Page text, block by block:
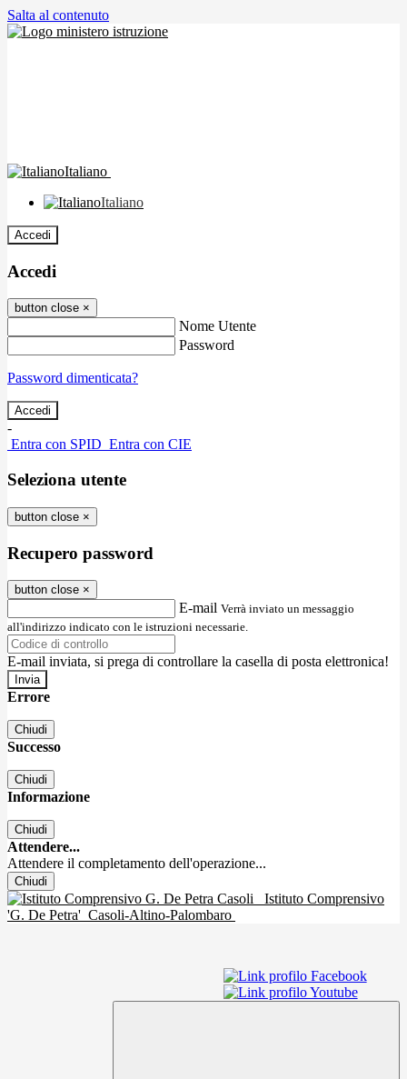
Salta al contenuto
Italiano
Italiano
Accedi
Accedi
button close ×
Nome Utente
Password
Password dimenticata?
-
Entra con SPID Entra con CIE
Seleziona utente
button close ×
Recupero password
button close ×
E-mail Verrà inviato un messaggio
all'indirizzo indicato con le istruzioni necessarie.
E-mail inviata, si prega di controllare la casella di posta elettronica!
Errore
Chiudi
Successo
Chiudi
Informazione
Chiudi
Attendere...
Attendere il completamento dell'operazione...
Chiudi
Istituto Comprensivo
'G. De Petra' Casoli-Altino-Palombaro